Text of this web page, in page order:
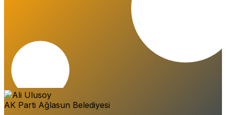
AK Parti Ağlasun Belediyesi